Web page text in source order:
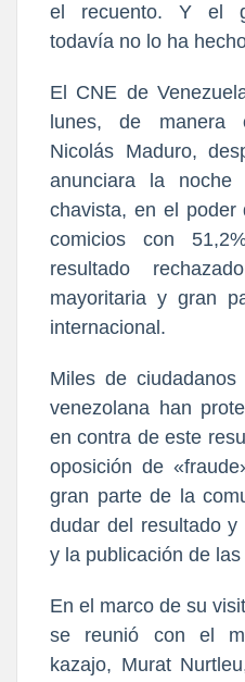
el recuento. Y el
todavía no lo ha
El CNE de
lunes, de manera
Nicolás Maduro,
anunciara la
chavista, en el poder
comicios con
resultado
mayoritaria y gran
internacional.
Miles de
venezolana han
en contra de este
oposición de
gran parte de la
dudar del resultado
y la publicación de
En el marco de su
se reunió con el
kazajo, Murat